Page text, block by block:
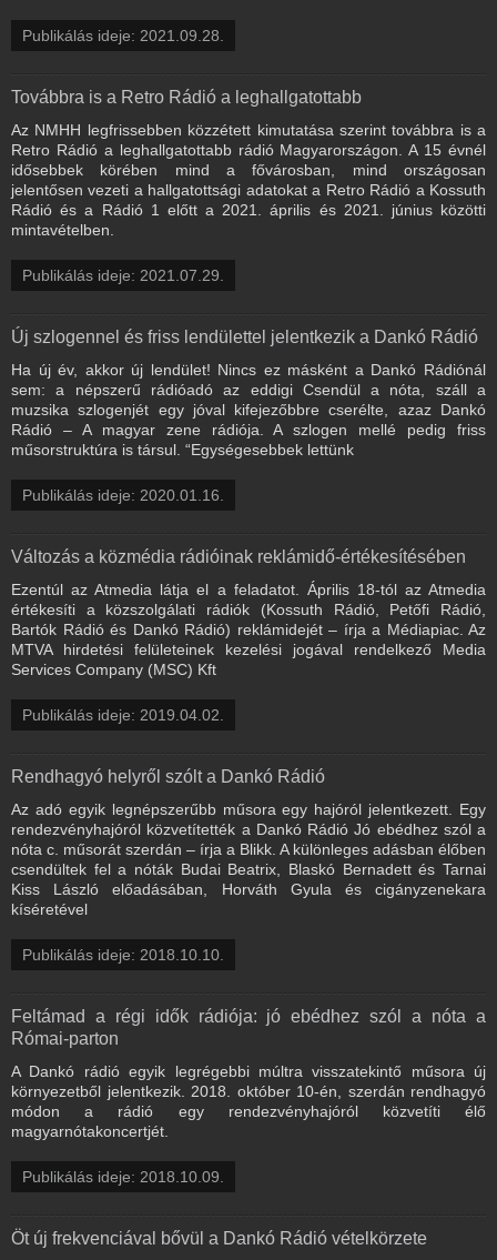
Publikálás ideje: 2021.09.28.
Továbbra is a Retro Rádió a leghallgatottabb
Az NMHH legfrissebben közzétett kimutatása szerint továbbra is a
Retro Rádió a leghallgatottabb rádió Magyarországon. A 15 évnél
idősebbek körében mind a fővárosban, mind országosan
jelentősen vezeti a hallgatottsági adatokat a Retro Rádió a Kossuth
Rádió és a Rádió 1 előtt a 2021. április és 2021. június közötti
mintavételben.
Publikálás ideje: 2021.07.29.
Új szlogennel és friss lendülettel jelentkezik a Dankó Rádió
Ha új év, akkor új lendület! Nincs ez másként a Dankó Rádiónál
sem: a népszerű rádióadó az eddigi Csendül a nóta, száll a
muzsika szlogenjét egy jóval kifejezőbbre cserélte, azaz Dankó
Rádió – A magyar zene rádiója. A szlogen mellé pedig friss
műsorstruktúra is társul. “Egységesebbek lettünk
Publikálás ideje: 2020.01.16.
Változás a közmédia rádióinak reklámidő-értékesítésében
Ezentúl az Atmedia látja el a feladatot. Április 18-tól az Atmedia
értékesíti a közszolgálati rádiók (Kossuth Rádió, Petőfi Rádió,
Bartók Rádió és Dankó Rádió) reklámidejét – írja a Médiapiac. Az
MTVA hirdetési felületeinek kezelési jogával rendelkező Media
Services Company (MSC) Kft
Publikálás ideje: 2019.04.02.
Rendhagyó helyről szólt a Dankó Rádió
Az adó egyik legnépszerűbb műsora egy hajóról jelentkezett. Egy
rendezvényhajóról közvetítették a Dankó Rádió Jó ebédhez szól a
nóta c. műsorát szerdán – írja a Blikk. A különleges adásban élőben
csendültek fel a nóták Budai Beatrix, Blaskó Bernadett és Tarnai
Kiss László előadásában, Horváth Gyula és cigányzenekara
kíséretével
Publikálás ideje: 2018.10.10.
Feltámad a régi idők rádiója: jó ebédhez szól a nóta a
Római-parton
A Dankó rádió egyik legrégebbi múltra visszatekintő műsora új
környezetből jelentkezik. 2018. október 10-én, szerdán rendhagyó
módon a rádió egy rendezvényhajóról közvetíti élő
magyarnótakoncertjét.
Publikálás ideje: 2018.10.09.
Öt új frekvenciával bővül a Dankó Rádió vételkörzete